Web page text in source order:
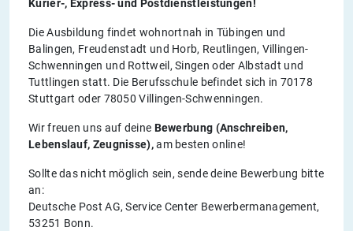
Kurier-, Express- und Postdienstleistungen!
Die Ausbildung findet wohnortnah in Tübingen und
Balingen, Freudenstadt und Horb, Reutlingen, Villingen-
Schwenningen und Rottweil, Singen oder Albstadt und
Tuttlingen statt. Die Berufsschule befindet sich in 70178
Stuttgart oder 78050 Villingen-Schwenningen.
Wir freuen uns auf deine Bewerbung (Anschreiben,
Lebenslauf, Zeugnisse),am besten online!
Sollte das nicht möglich sein, sende deine Bewerbung bitte
an:
Deutsche Post AG, Service Center Bewerbermanagement,
53251 Bonn.